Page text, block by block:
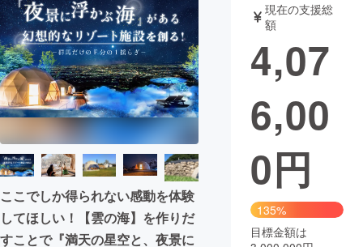
テクノロジー・ガジェット
映像・映画 書籍・雑誌
ビジネス・起業 チャレンジ
まちづくり・地域活性化
CAMPFIRE for Social Good
CAMPFIRE Creation
CAMPFIREふるさと納税machi-ya コミュニティ
ここでしか得られない感動を体験
してほしい！【雲の海】を作りだ
すことで『満天の星空と、夜景に
現在の支援総
額
4,07
6,00
0円
135%
目標金額は